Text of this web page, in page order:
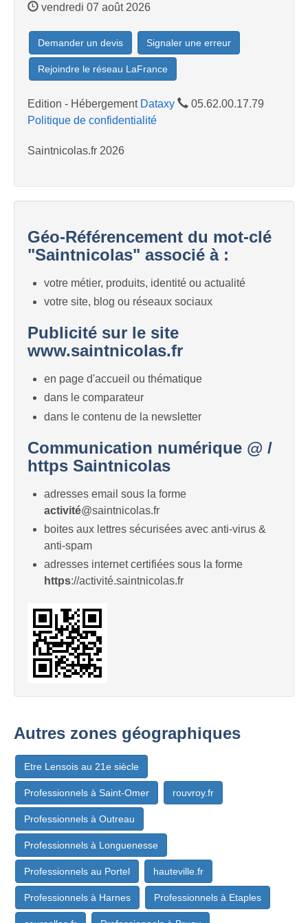
vendredi 07 août 2026
Demander un devis Signaler une erreur
Rejoindre le réseau LaFrance
Edition - Hébergement Dataxy
05.62.00.17.79
Politique de confidentialité
Saintnicolas.fr 2026
Géo-Référencement du mot-clé
"Saintnicolas" associé à :
votre métier, produits, identité ou actualité
votre site, blog ou réseaux sociaux
Publicité sur le site
www.saintnicolas.fr
en page d'accueil ou thématique
dans le comparateur
dans le contenu de la newsletter
Communication numérique @ /
https Saintnicolas
adresses email sous la forme
activité@saintnicolas.fr
boites aux lettres sécurisées avec anti-virus &
anti-spam
adresses internet certifiées sous la forme
https://activité.saintnicolas.fr
Autres zones géographiques
Etre Lensois au 21e siècle
Professionnels à Saint-Omer rouvroy.fr
Professionnels à Outreau
Professionnels à Longuenesse
Professionnels au Portel hauteville.fr
Professionnels à Harnes Professionnels à Etaples